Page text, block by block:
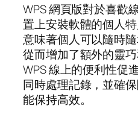
WPS 網頁版對於喜歡
置上安裝軟體的個人
意味著個人可以隨時
從而增加了額外的靈巧
WPS 線上的便利性促
同時處理記錄，並確
能保持高效。